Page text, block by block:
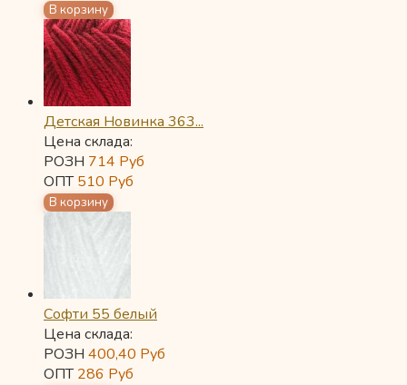
Детская Новинка 363...
Цена склада:
РОЗН 714 Руб
ОПТ510 Руб
Софти 55 белый
Цена склада:
РОЗН 400,40 Руб
ОПТ286 Руб